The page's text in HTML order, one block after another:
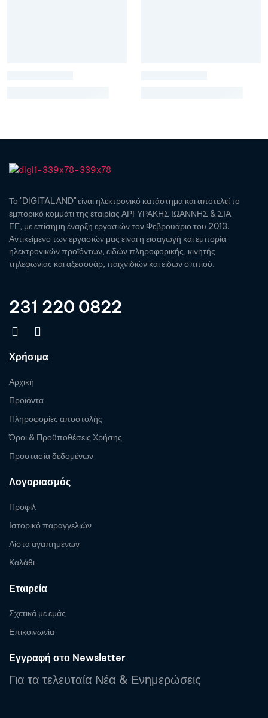
Το "DIGITALAND" είναι ηλεκτρονικό κατάστημα και αποτελεί το
εμπορικό κομμάτι της εταιρίας ΑΡΓΥΡΑΚΗΣ ΙΩΑΝΝΗΣ & ΣΙΑ
ΕΕ, με επίσημη έναρξη εργασιών τον Φεβρουάριο του 2013.
Αντικείμενο των εργασιών μας είναι η εισαγωγή και εμπορία
ηλεκτρονικών προϊόντων, ειδών πληροφορικής, κινητής
τηλεφωνίας και αξεσουάρ, παιχνιδιών και ειδών σπιτιού.
231 220 0822
Χρήσιμα
Αρχική
Προϊόντα
Πληροφορίες αποστολής
Όροι & Προϋποθέσεις Χρήσης
Προστασία δεδομένων
Λογαριασμός
Προφίλ
Ιστορικό παραγγελιών
Λίστα αγαπημένων
Καλάθι
Εταιρεία
Σχετικά με εμάς
Επικοινωνία
Εγγραφή στο Newsletter
Για τα τελευταία Νέα & Ενημερώσεις